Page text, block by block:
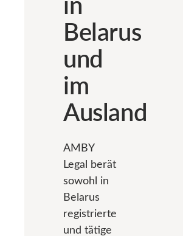
Belarus
und
im
Ausland
AMBY
Legal berät
sowohl in
Belarus
registrierte
und tätige